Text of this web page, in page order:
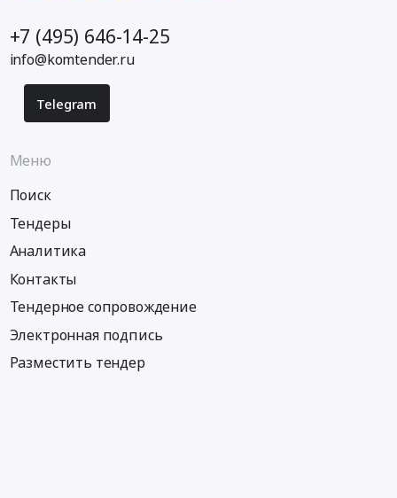
+7 (495) 646-14-25
info@komtender.ru
Telegram
Меню
Поиск
Тендеры
Аналитика
Контакты
Тендерное сопровождение
Электронная подпись
Разместить тендер